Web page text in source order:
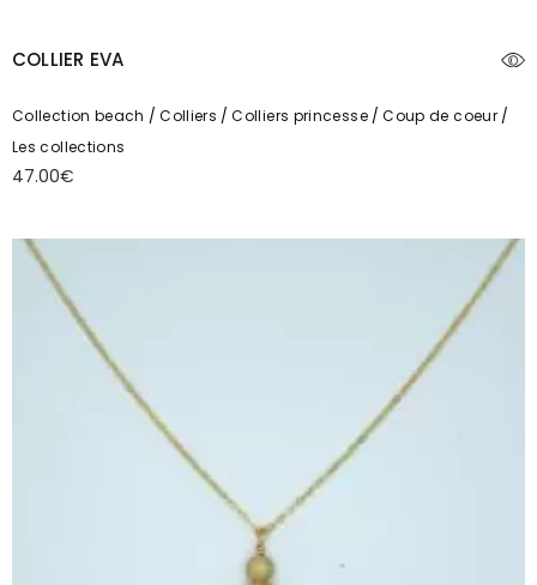
COLLIER EVA
Collection beach Colliers Colliers princesse
Coup de coeur
Les collections
47.00€